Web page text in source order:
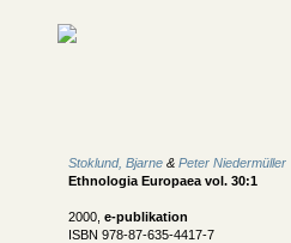
Stoklund, Bjarne & Peter Niedermüller
Ethnologia Europaea vol. 30:1
2000, e-publikation
ISBN 978-87-635-4417-7